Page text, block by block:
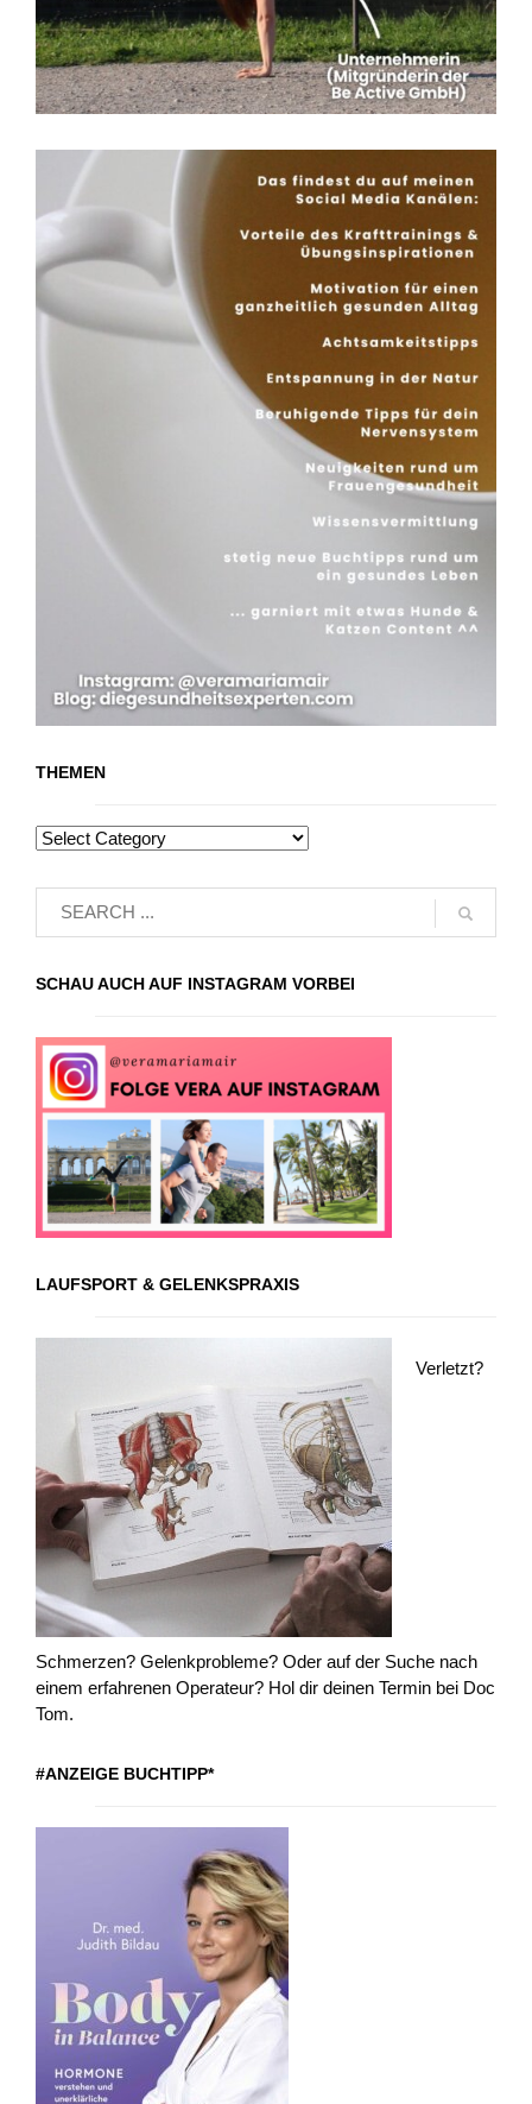
THEMEN
SCHAU AUCH AUF INSTAGRAM VORBEI
LAUFSPORT & GELENKSPRAXIS
Verletzt?
Schmerzen? Gelenkprobleme? Oder auf der Suche nach
einem erfahrenen Operateur? Hol dir deinen Termin bei Doc
Tom.
#ANZEIGE BUCHTIPP*